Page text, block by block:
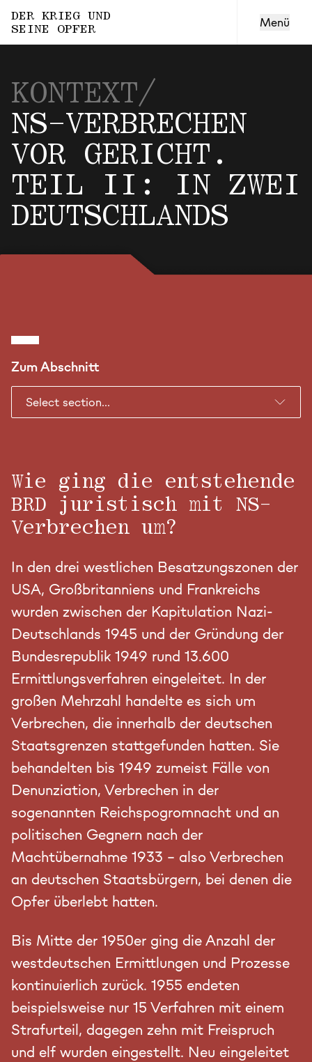
DER KRIEG UND
SEINE OPFER Menü
NUR WEIL SIE ROMA SIND
Siebte Folge
MISSBRAUCHTE KÖRPER
Achte Folge
VOM WERT DES LEBENS
DIE SCHLUCHT
KONTEXT/
NS-VERBRECHEN
VOR GERICHT.
TEIL II: IN ZWEI
DEUTSCHLANDS
Zum Abschnitt
Wie ging die entstehende
BRD juristisch mit NS-
Verbrechen um?
In den drei westlichen Besatzungszonen der
USA, Großbritanniens und Frankreichs
wurden zwischen der Kapitulation Nazi-
Deutschlands 1945 und der Gründung der
Bundesrepublik 1949 rund 13.600
Ermittlungsverfahren eingeleitet. In der
großen Mehrzahl handelte es sich um
Verbrechen, die innerhalb der deutschen
Staatsgrenzen stattgefunden hatten. Sie
behandelten bis 1949 zumeist Fälle von
Denunziation, Verbrechen in der
sogenannten Reichspogromnacht und an
politischen Gegnern nach der
Machtübernahme 1933 – also Verbrechen
an deutschen Staatsbürgern, bei denen die
Opfer überlebt hatten.
Bis Mitte der 1950er ging die Anzahl der
westdeutschen Ermittlungen und Prozesse
kontinuierlich zurück. 1955 endeten
beispielsweise nur 15 Verfahren mit einem
Strafurteil, dagegen zehn mit Freispruch
und elf wurden eingestellt. Neu eingeleitet